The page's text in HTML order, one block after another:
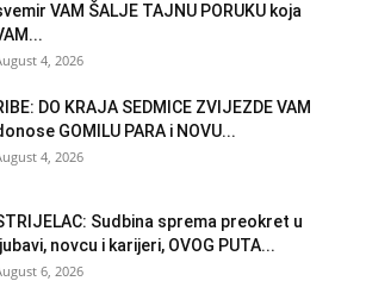
VAM ŠALJE TAJNU PORUKU koja
4, 2026
DO KRAJA SEDMICE ZVIJEZDE VAM
GOMILU PARA i NOVU...
4, 2026
Sudbina sprema preokret u
ljubavi, novcu i karijeri, OVOG PUTA...
6, 2026